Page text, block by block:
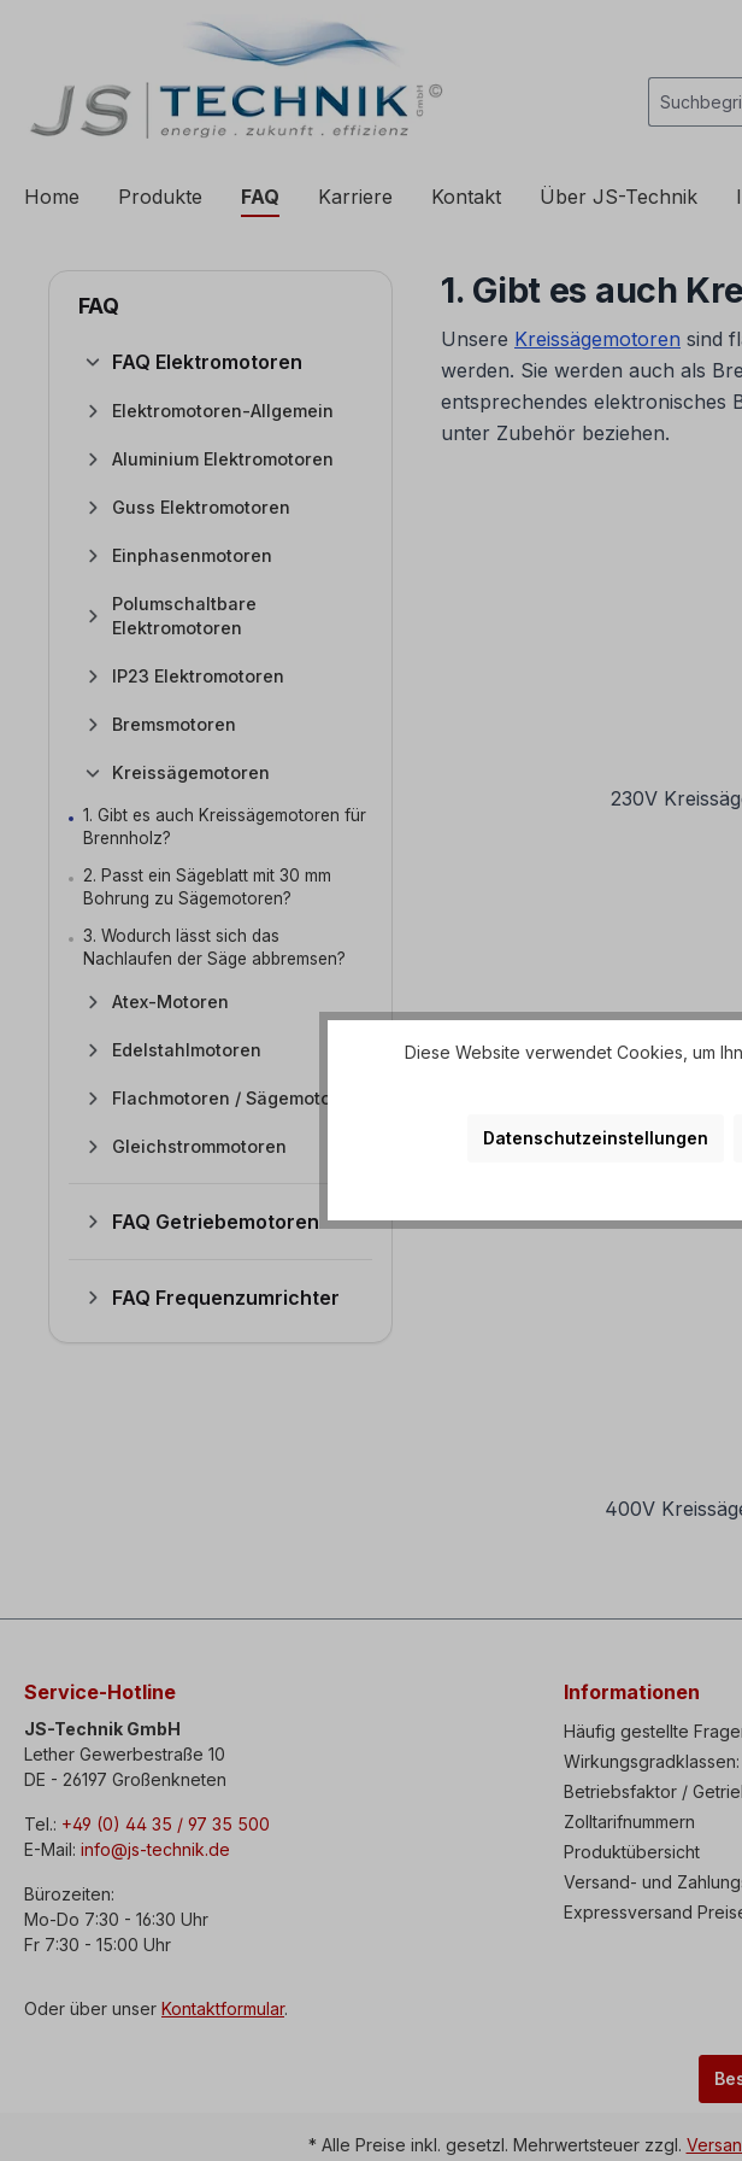
Zur Hauptnavigation springen
Home Produkte FAQ Karriere Kontakt Über JS-Technik
FAQ
FAQ Elektromotoren
Elektromotoren-Allgemein
Aluminium Elektromotoren
Guss Elektromotoren
Einphasenmotoren
Polumschaltbare
Elektromotoren
IP23 Elektromotoren
Bremsmotoren
Kreissägemotoren
1. Gibt es auch Kreissägemotoren für
Brennholz?
2. Passt ein Sägeblatt mit 30 mm
Bohrung zu Sägemotoren?
3. Wodurch lässt sich das
Nachlaufen der Säge abbremsen?
Atex-Motoren
Edelstahlmotoren
Flachmotoren / Sägemotoren
Gleichstrommotoren
FAQ Getriebemotoren
FAQ Frequenzumrichter
1. Gibt es auch
Unsere Kreissägemotoren sind
werden. Sie werden auch als
entsprechendes elektronisches
unter Zubehör beziehen.
230V
400V
400V
Service-Hotline
JS-Technik GmbH
Lether Gewerbestraße 10
DE - 26197 Großenkneten
Tel.: +49 (0) 44 35 / 97 35 500
E-Mail: info@js-technik.de
Bürozeiten:
Mo-Do 7:30 - 16:30 Uhr
Fr 7:30 - 15:00 Uhr
Oder über unser Kontaktformular.
Informationen
Häufig gestellte
Wirkungsgradklassen:
Betriebsfaktor /
Zolltarifnummern
Produktübersicht
Versand- und
Expressversand
* Alle Preise inkl. gesetzl. Mehrwertsteuer zzgl.
Diese Website verwendet Cookies, um
Datenschutzeinstellungen